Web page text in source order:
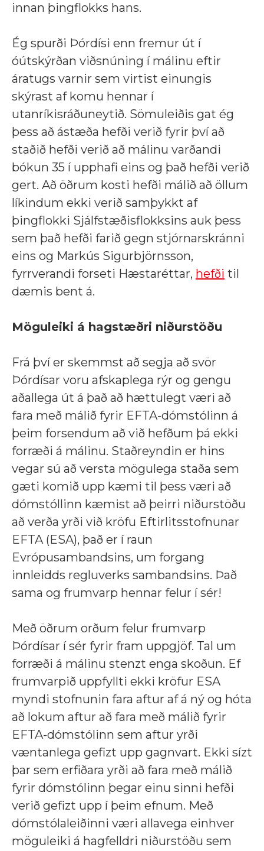
innan þingflokks hans.
Ég spurði Þórdísi enn fremur út í
óútskýrðan viðsnúning í málinu eftir
áratugs varnir sem virtist einungis
skýrast af komu hennar í
utanríkisráðuneytið. Sömuleiðis gat ég
þess að ástæða hefði verið fyrir því að
staðið hefði verið að málinu varðandi
bókun 35 í upphafi eins og það hefði verið
gert. Að öðrum kosti hefði málið að öllum
líkindum ekki verið samþykkt af
þingflokki Sjálfstæðisflokksins auk þess
sem það hefði farið gegn stjórnarskránni
eins og Markús Sigurbjörnsson,
fyrrverandi forseti Hæstaréttar, hefði til
dæmis bent á.
Möguleiki á hagstæðri niðurstöðu
Frá því er skemmst að segja að svör
Þórdísar voru afskaplega rýr og gengu
aðallega út á það að hættulegt væri að
fara með málið fyrir EFTA-dómstólinn á
þeim forsendum að við hefðum þá ekki
forræði á málinu. Staðreyndin er hins
vegar sú að versta mögulega staða sem
gæti komið upp kæmi til þess væri að
dómstóllinn kæmist að þeirri niðurstöðu
að verða yrði við kröfu Eftirlitsstofnunar
EFTA (ESA), það er í raun
Evrópusambandsins, um forgang
innleidds regluverks sambandsins. Það
sama og frumvarp hennar felur í sér!
Með öðrum orðum felur frumvarp
Þórdísar í sér fyrir fram uppgjöf. Tal um
forræði á málinu stenzt enga skoðun. Ef
frumvarpið uppfyllti ekki kröfur ESA
myndi stofnunin fara aftur af á ný og hóta
að lokum aftur að fara með málið fyrir
EFTA-dómstólinn sem aftur yrði
væntanlega gefizt upp gagnvart. Ekki sízt
þar sem erfiðara yrði að fara með málið
fyrir dómstólinn þegar einu sinni hefði
verið gefizt upp í þeim efnum. Með
dómstólaleiðinni væri allavega einhver
möguleiki á hagfelldri niðurstöðu sem